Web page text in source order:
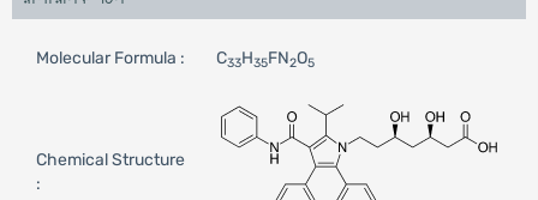
Molecular Formula : C33H35FN2O5
Chemical Structure
: